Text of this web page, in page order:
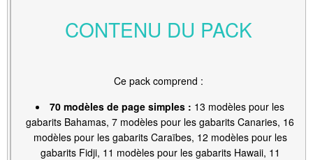
CONTENU DU PACK
Ce pack comprend :
70 modèles de page simples : 13 modèles pour les
gabarits Bahamas, 7 modèles pour les gabarits Canaries, 16
modèles pour les gabarits Caraïbes, 12 modèles pour les
gabarits Fidji, 11 modèles pour les gabarits Hawaii, 11